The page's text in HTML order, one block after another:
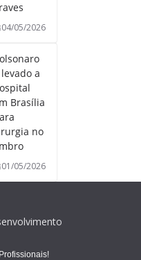
04/05/2026
a
Brasília
no
01/05/2026